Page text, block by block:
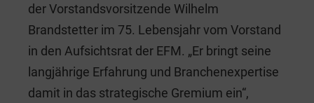
der Vorstandsvorsitzende Wilhelm
Brandstetter im 75. Lebensjahr vom Vorstand
in den Aufsichtsrat der EFM. „Er bringt seine
langjährige Erfahrung und Branchenexpertise
damit in das strategische Gremium ein“,